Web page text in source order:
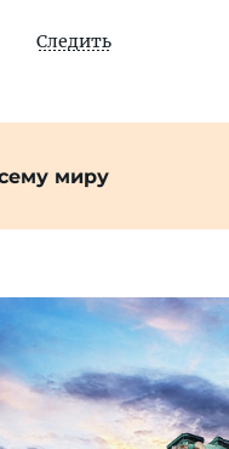
Следить
миру